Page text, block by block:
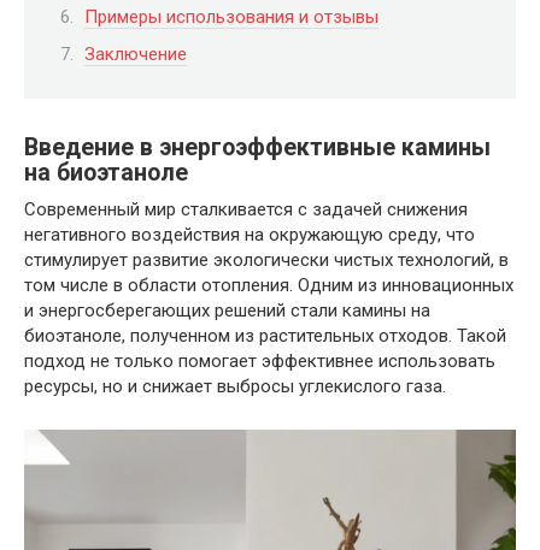
Примеры использования и отзывы
Заключение
Введение в энергоэффективные камины
на биоэтаноле
Современный мир сталкивается с задачей снижения
негативного воздействия на окружающую среду, что
стимулирует развитие экологически чистых технологий, в
том числе в области отопления. Одним из инновационных
и энергосберегающих решений стали камины на
биоэтаноле, полученном из растительных отходов. Такой
подход не только помогает эффективнее использовать
ресурсы, но и снижает выбросы углекислого газа.